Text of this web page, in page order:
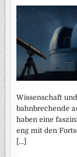
Wissenschaft
bahnbrechende
haben eine
eng mit den
[…]